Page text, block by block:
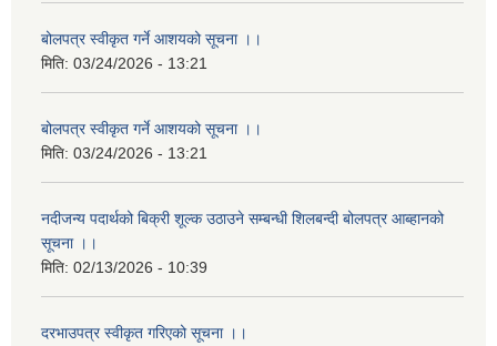
बोलपत्र स्वीकृत गर्ने आशयको सूचना ।।
मिति: 03/24/2026 - 13:21
बोलपत्र स्वीकृत गर्ने आशयको सूचना ।।
मिति: 03/24/2026 - 13:21
नदीजन्य पदार्थको बिक्री शूल्क उठाउने सम्बन्धी शिलबन्दी बोलपत्र आब्हानको
सूचना ।।
मिति: 02/13/2026 - 10:39
दरभाउपत्र स्वीकृत गरिएको सूचना ।।